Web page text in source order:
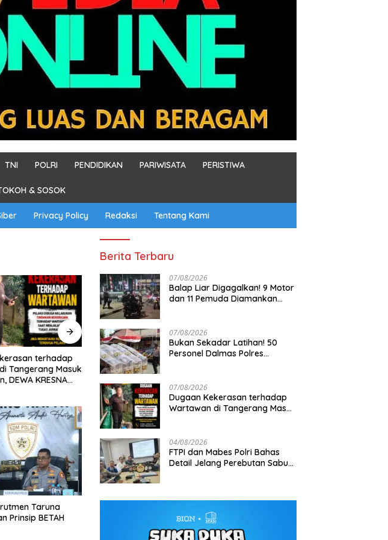
TNI POLRI PENDIDIKAN PARIWISATA PERISTIWA
& SOSOK
Privacy Policy Redaksi Tentang Kami
dan Mabes Polri Bahas
Jelang Perebutan Sabuk
Kapolri 2026
Tim Patroli Perintis Polda Metro
Jaya Amankan 3 Pemuda di
Diduga Terkait Kejahatan
Jalanan
Tak Bisa Ditembus
Taruna
Prinsip BETAH
Berita Terbaru
07/08/2026
Balap Liar Digagalkan! 9 Motor
dan 11 Pemuda Diamankan
07/08/2026
Bukan Sekadar Latihan! 50
Personel Dalmas Polres
07/08/2026
Dugaan Kekerasan terhadap
Wartawan di Tangerang Masuk
04/08/2026
FTPI dan Mabes Polri Bahas
Detail Jelang Perebutan Sabuk